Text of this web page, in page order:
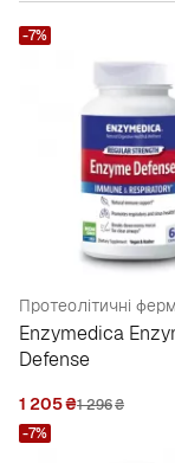
Протеолітичні
Enzymedica
Defense
1 205₴1 296₴
-7%
-7%